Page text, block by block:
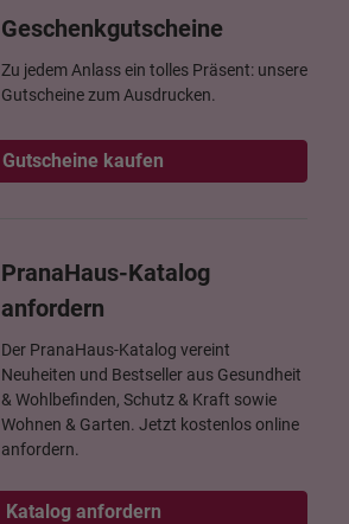
Geschenkgutscheine
Zu jedem Anlass ein tolles Präsent: unsere
Gutscheine zum Ausdrucken.
Gutscheine kaufen
PranaHaus-Katalog
anfordern
Der PranaHaus-Katalog vereint
Neuheiten und Bestseller aus Gesundheit
& Wohlbefinden, Schutz & Kraft sowie
Wohnen & Garten. Jetzt kostenlos online
anfordern.
Katalog anfordern